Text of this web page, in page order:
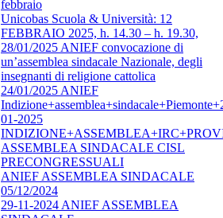
febbraio
Unicobas Scuola & Università: 12
FEBBRAIO 2025, h. 14.30 – h. 19.30,
28/01/2025 ANIEF convocazione di
un’assemblea sindacale Nazionale, degli
insegnanti di religione cattolica
24/01/2025 ANIEF
01-2025
ASSEMBLEA SINDACALE CISL
PRECONGRESSUALI
ANIEF ASSEMBLEA SINDACALE
05/12/2024
29-11-2024 ANIEF ASSEMBLEA